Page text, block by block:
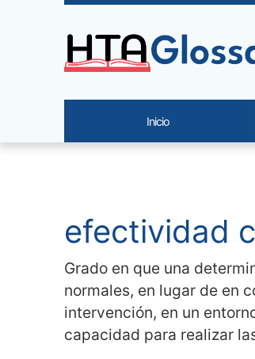
Navigation and
efectividad
Grado en que una
normales, en lugar de en
intervención, en un
capacidad para realizar
Site identity,
Inicio